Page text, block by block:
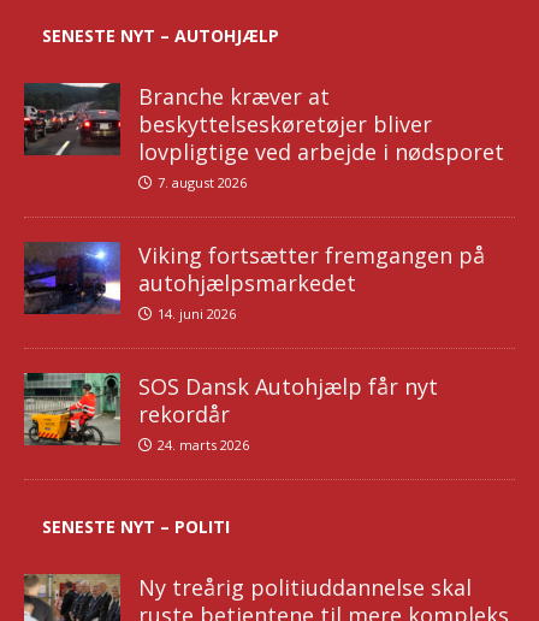
SENESTE NYT – AUTOHJÆLP
Branche kræver at
beskyttelseskøretøjer bliver
lovpligtige ved arbejde i nødsporet
7. august 2026
Viking fortsætter fremgangen på
autohjælpsmarkedet
14. juni 2026
SOS Dansk Autohjælp får nyt
rekordår
24. marts 2026
SENESTE NYT – POLITI
Ny treårig politiuddannelse skal